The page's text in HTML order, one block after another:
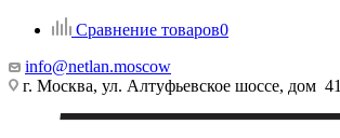
Сравнение товаров0
info@netlan.moscow
г. Москва, ул. Алтуфьевское шоссе, дом 41